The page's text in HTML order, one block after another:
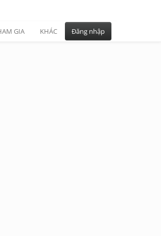
GIA KHÁC Đăng nhập